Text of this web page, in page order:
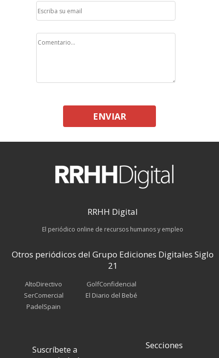
ENVIAR
RRHH Digital
El periódico online de recursos humanos y empleo
Otros periódicos del Grupo Ediciones Digitales Siglo
21
AltoDirectivo
SerComercial
PadelSpain
GolfConfidencial
El Diario del Bebé
Suscríbete a
Secciones